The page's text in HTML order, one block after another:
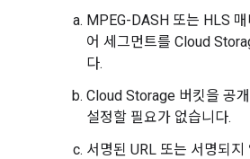
MPEG-DASH 또는 HLS
어 세그먼트를 Cloud
다.
Cloud Storage 버킷을 공
설정할 필요가 없습니다.
서명된 URL 또는 서명되